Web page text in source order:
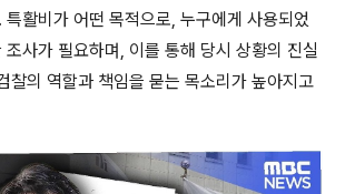
활비가 어떤 목적으로, 누구에게 사용되었
사가 필요하며, 이를 통해 당시 상황의 진실
찰의 역할과 책임을 묻는 목소리가 높아지고